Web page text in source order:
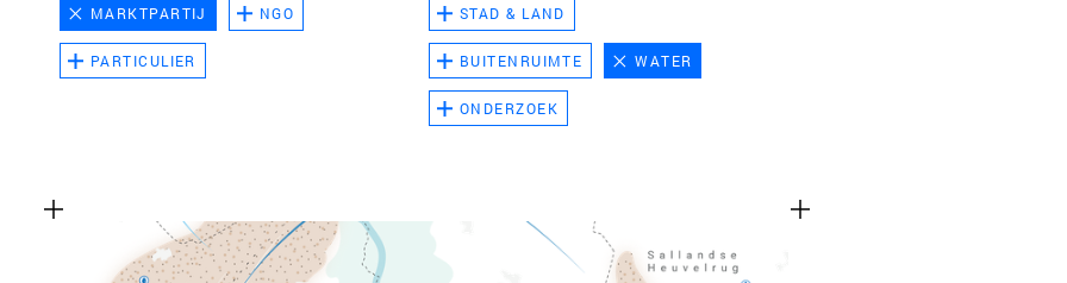
MARKTPARTIJ NGO
PARTICULIER
STAD & LAND
BUITENRUIMTE WATER
ONDERZOEK